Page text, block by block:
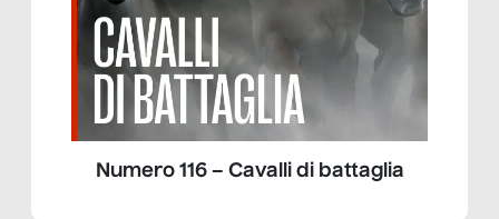
Numero 116 – Cavalli di battaglia